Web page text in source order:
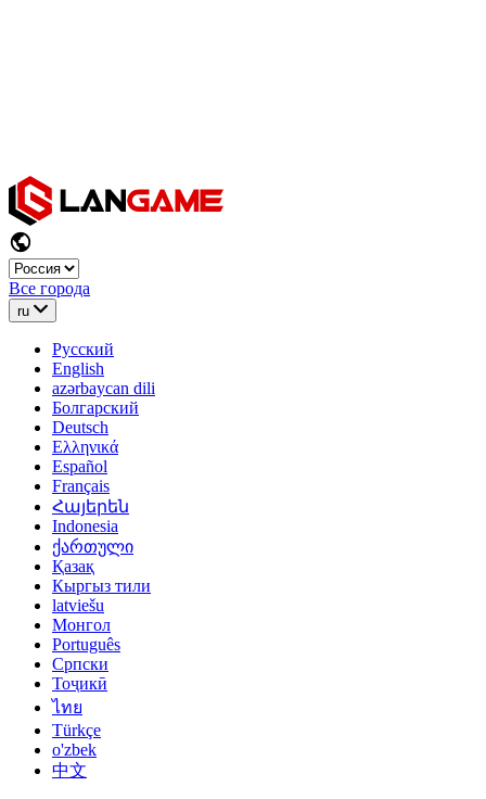
Все города
ru
Русский
English
azərbaycan dili
Болгарский
Deutsch
Ελληνικά
Español
Français
Հայերեն
Indonesia
ქართული
Қазақ
Кыргыз тили
latviešu
Монгол
Português
Српски
Тоҷикӣ
ไทย
Türkçe
o'zbek
中文